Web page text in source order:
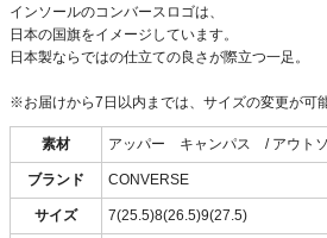
インソールのコンバースロゴは、
日本の国旗をイメージしています。
日本製ならではの仕立ての良さが際立つ一足。
※お届けから7日以内までは、サイズの変更が可能
素材 アッパー キャンパス / アウト
ブランド CONVERSE
サイズ 7(25.5)8(26.5)9(27.5)